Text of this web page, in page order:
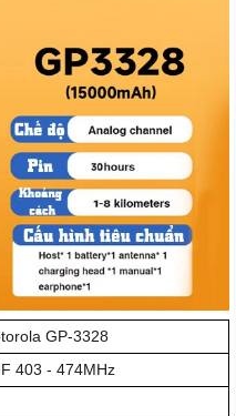
GP-3328
403 - 474MHz